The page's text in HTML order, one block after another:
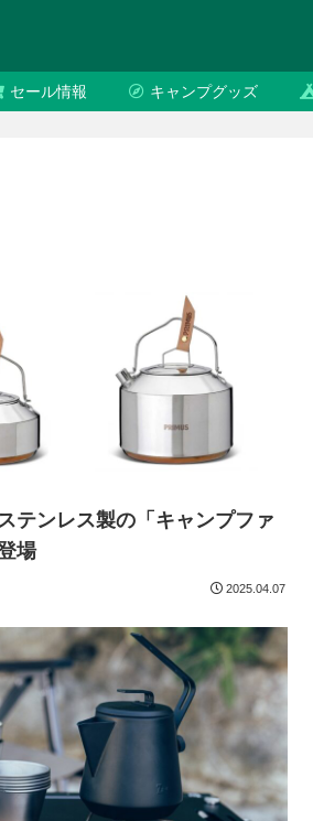
セール情報 キャンプグッズ
テンレス製の「キャンプファ
場
2025.04.07